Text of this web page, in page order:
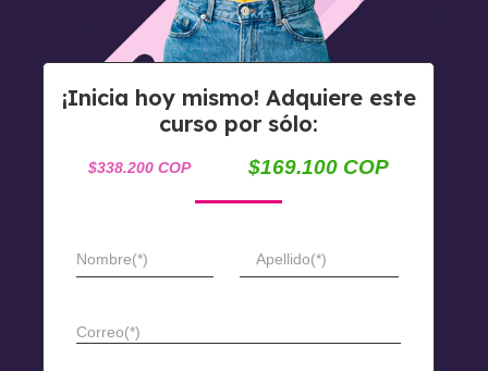
¡Inicia hoy mismo! Adquiere este
curso por sólo:
$338.200 COP $169.100 COP
Nombre(*) Apellido(*)
Correo(*)